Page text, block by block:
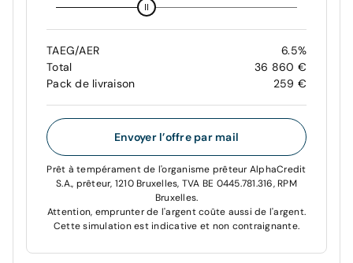
TAEG/AER
6.5%
Total
36 860 €
Pack de livraison
259 €
Envoyer l’offre par mail
Prêt à tempérament de l'organisme prêteur AlphaCredit
S.A., prêteur, 1210 Bruxelles, TVA BE 0445.781.316, RPM
Bruxelles.
Attention, emprunter de l'argent coûte aussi de l'argent.
Cette simulation est indicative et non contraignante.